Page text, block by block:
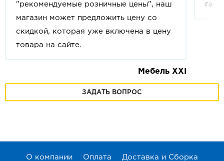
"рекомендуемые розничные цены", наш
магазин может предложить цену со
скидкой, которая уже включена в цену
товара на сайте.
Мебель XXI
ЗАДАТЬ ВОПРОС
О компании Оплата
Доставка и Сборка